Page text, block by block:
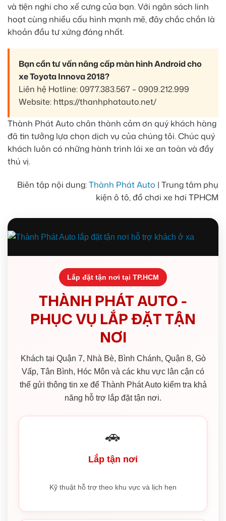
và tiện nghi cho xế cưng của bạn. Với ngân sách linh
hoạt cùng nhiều cấu hình mạnh mẽ, đây chắc chắn là
khoản đầu tư xứng đáng nhất.
Bạn cần tư vấn nâng cấp màn hình Android cho
xe Toyota Innova 2018?
Liên hệ Hotline: 0977.383.567 – 0909.212.999
Website: https://thanhphatauto.net/
Thành Phát Auto chân thành cảm ơn quý khách hàng
đã tin tưởng lựa chọn dịch vụ của chúng tôi. Chúc quý
khách luôn có những hành trình lái xe an toàn và đầy
thú vị.
Biên tập nội dung:Thành Phát Auto | Trung tâm phụ
kiện ô tô, đồ chơi xe hơi TPHCM
Lắp đặt tận nơi tại TP.HCM
THÀNH PHÁT AUTO -
PHỤC VỤ LẮP ĐẶT TẬN
NƠI
Khách tại Quận 7, Nhà Bè, Bình Chánh, Quận 8, Gò
Vấp, Tân Bình, Hóc Môn và các khu vực lân cận có
thể gửi thông tin xe để Thành Phát Auto kiểm tra khả
năng hỗ trợ lắp đặt tận nơi.
🚗
Lắp tận nơi
Kỹ thuật hỗ trợ theo khu vực và lịch hẹn